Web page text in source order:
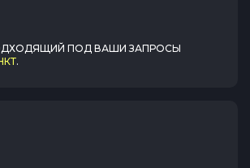
ПОД ВАШИ ЗАПРОСЫ
.